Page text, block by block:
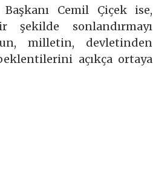
Cemil Çiçek ise,
sonlandırmayı
milletin, devletinden
açıkça ortaya